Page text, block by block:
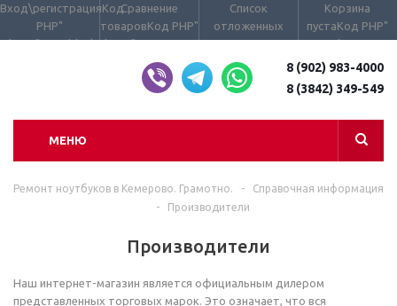
Корзина
пустаКод PHP"
data-
small clicked
Список
отложенных
товаров пустКод
PHP" data-
type="DelDelCanBuy"
class="wish_count
Сравнение
товаровКод PHP"
class="compare_count
small">
Код PHP "
class="wraps_icon_block
Вход\регистрацияКод
PHP"
class="user_block
8 (902) 983-4000
8 (3842) 349-549
МЕНЮ
Ремонт ноутбуков в Кемерово. Грамотно. -
Справочная информация
-
Производители
Производители
Наш интернет-магазин является официальным дилером
представленных торговых марок. Это означает, что вся